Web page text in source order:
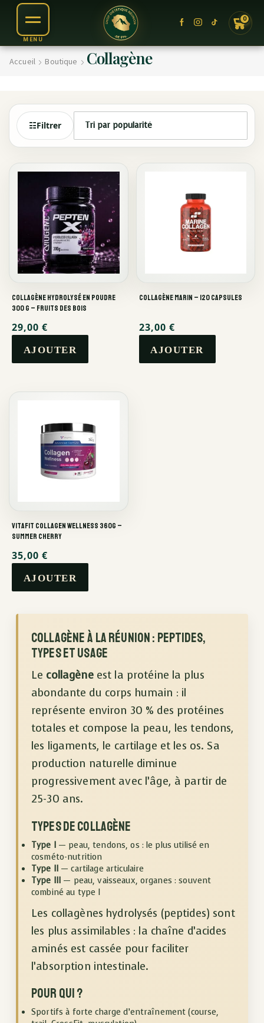
0
Accueil Boutique Collagène
☷Filtrer
Collagène Hydrolysé en Poudre
300 g – Fruits des Bois
29,00 €
Collagène Marin – 120 capsules
23,00 €
VitaFit Collagen Wellness 360g –
Summer Cherry
35,00 €
Collagène à La Réunion : peptides,
types et usage
Le collagèneest la protéine la plus
abondante du corps humain : il
représente environ 30 % des protéines
totales et compose la peau, les tendons,
les ligaments, le cartilage et les os. Sa
production naturelle diminue
progressivement avec l’âge, à partir de
25-30 ans.
Types de collagène
Type I— peau, tendons, os : le plus utilisé en
cosméto-nutrition
Type II— cartilage articulaire
Type III — peau, vaisseaux, organes : souvent
combiné au type I
Les collagènes hydrolysés (peptides) sont
les plus assimilables : la chaîne d’acides
aminés est cassée pour faciliter
l’absorption intestinale.
Pour qui ?
Sportifs à forte charge d’entraînement (course,